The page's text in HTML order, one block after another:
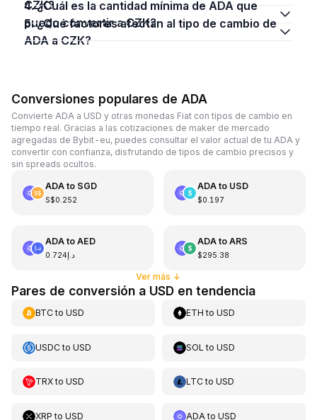
CZK?
4. ¿Cuál es la cantidad mínima de ADA que
puedo convertir a CZK?
5. ¿Qué factores afectan al tipo de cambio de
ADA a CZK?
Conversiones populares de ADA
Convierte ADA a USD y otras monedas Fiat con tipos de cambio en
tiempo real. Gracias a las cotizaciones de maker de mercado
agregadas de Bybit-eu, puedes consultar el valor actual de tu ADA y
convertir con confianza, disfrutando de tipos de cambio precisos y
sin spreads ocultos.
ADAto SGD
S$0.252
ADAto USD
$0.197
ADAto AED
د.إ0.724
ADAto ARS
$295.38
Ver más ↓
Pares de conversión a USD en tendencia
BTCto USD ETH toUSD
USDCto USD SOL toUSD
TRXto USD LTCtoUSD
XRP to USD ADA toUSD